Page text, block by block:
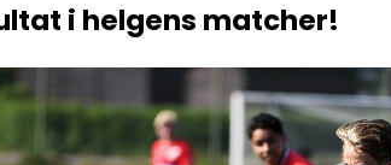
i helgens matcher!